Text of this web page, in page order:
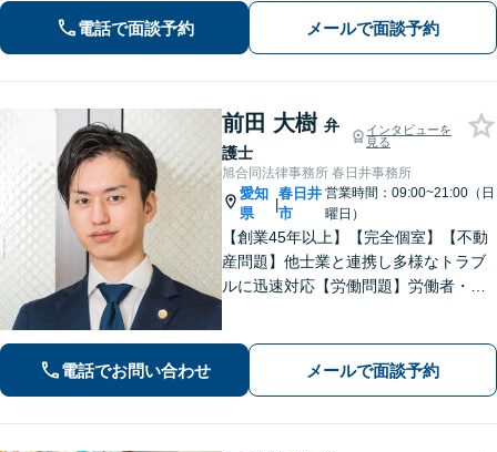
に、まずはご相談ください【事前予約
で休日・夜間面談可】
電話で面談予約 メールで面談予約
前田 大樹 弁
護士
インタビューを
見る
旭合同法律事務所 春日井事務所
愛知
県
|
春日井
市
営業時間：09:00~21:00（日
曜日）
【創業45年以上】【完全個室】【不動
産問題】他士業と連携し多様なトラブ
ルに迅速対応【労働問題】労働者・使
日・夜間面談可】【電話・ビデオ面談
電話でお問い合わせ メールで面談予約